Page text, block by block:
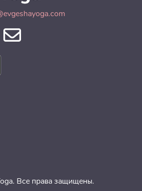
Все права защищены.